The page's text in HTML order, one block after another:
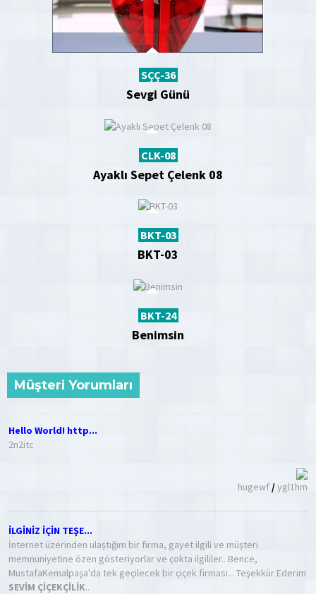
SÇÇ-36
Sevgi Günü
CLK-08
Ayaklı Sepet Çelenk 08
BKT-03
BKT-03
BKT-24
Benimsin
Müşteri Yorumları
Hello World! http...
2n2itc
hugewf /ygl1hm
İLGİNİZ İÇİN TEŞE...
İnternet üzerinden ulaştığım bir firma, gayet ilgili ve müşteri
memnuniyetine özen gösteriyorlar ve çokta ilgililer.. Bence,
MustafaKemalpaşa'da tek geçilecek bir çiçek firması... Teşekkür Ederim
SEVİM ÇİÇEKÇİLİK..